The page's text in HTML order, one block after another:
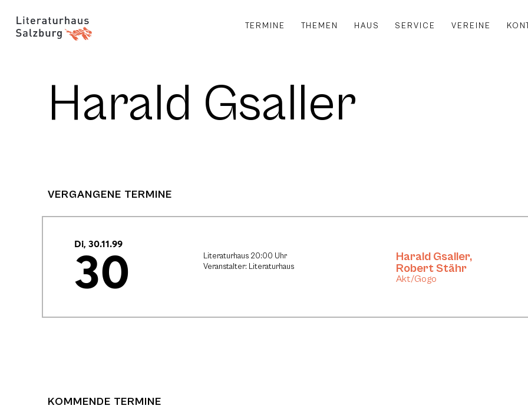
TERMINE THEMEN HAUS SERVICE VEREINE
Harald Gsaller
VERGANGENE TERMINE
Di, 30.11.99
30
Literaturhaus 20:00 Uhr
Veranstalter: Literaturhaus
Harald Gsaller,
Robert Stähr
Akt/Gogo
KOMMENDE TERMINE